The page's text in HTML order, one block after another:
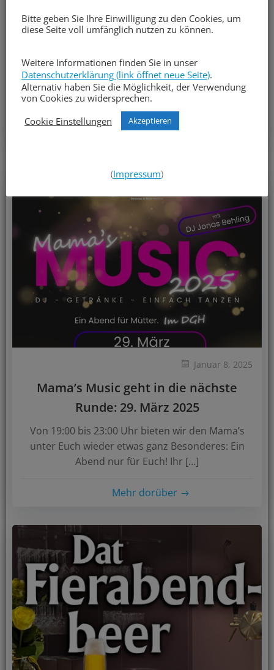
Angebote in unserem Kinder- und
Interesse? Jetzt noch anmelden. Weitere Infos
auch auf dem Instagram-Kanal der Jugendlichen:
@kiju_theater
Mehr dorüber
Januar 8, 2025
Mama’s Music geht in die nächste
Runde: 29. März 2025
Von 19:00 bis 23:00 Uhr bieten wir den Mama’s
unter Euch wieder etwas ganz Besonderes: Ein
Abend nur für Euch! Ihr […]
Mehr dorüber
Bitte geben Sie Ihre Einwilligung zu den Cookies, um
diese Seite voll umfänglich nutzen zu können.
Weitere Informationen finden Sie in unser
Datenschutzerklärung (link öffnet neue Seite).
Alternativ haben Sie die Möglichkeit, der Verwendung
von Cookies zu widersprechen.
Cookie Einstellungen
Akzeptieren
(Impressum)